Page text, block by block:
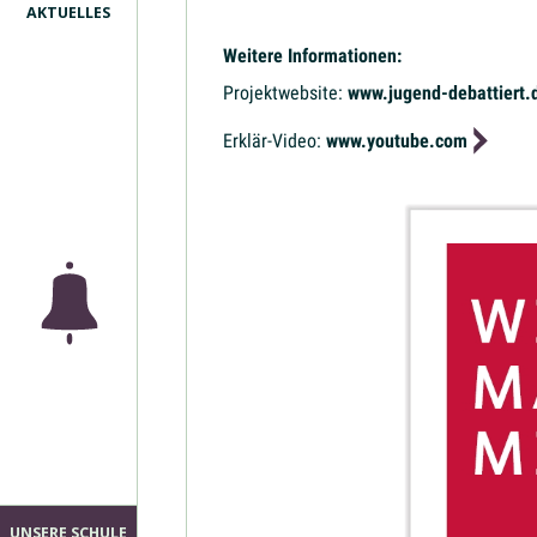
Weitere Informationen:
Projektwebsite: www.jugend-
Erklär-Video: www.youtube.com
AKTUELLES